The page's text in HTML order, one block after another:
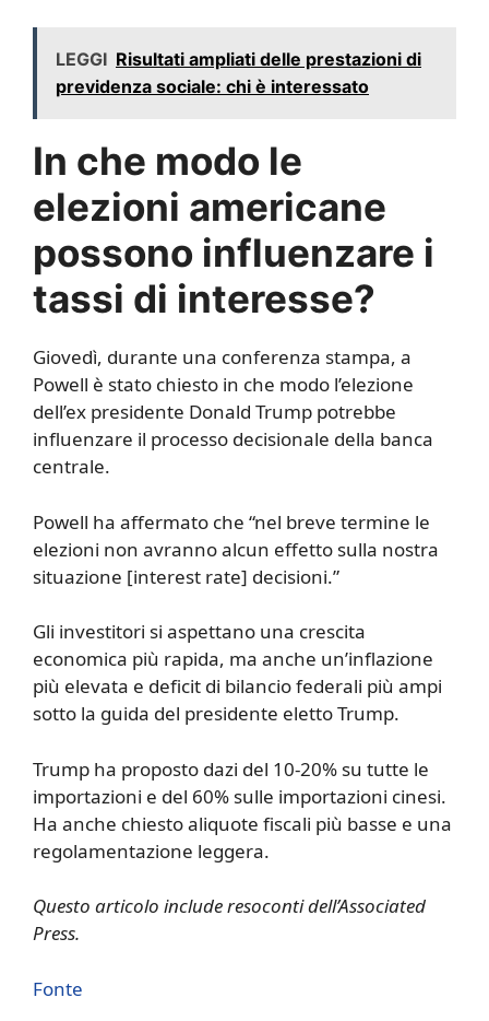
LEGGI Risultati ampliati delle prestazioni di
previdenza sociale: chi è interessato
In che modo le
elezioni americane
possono influenzare i
tassi di interesse?
Giovedì, durante una conferenza stampa, a
Powell è stato chiesto in che modo l’elezione
dell’ex presidente Donald Trump potrebbe
influenzare il processo decisionale della banca
centrale.
Powell ha affermato che “nel breve termine le
elezioni non avranno alcun effetto sulla nostra
situazione [interest rate] decisioni.”
Gli investitori si aspettano una crescita
economica più rapida, ma anche un’inflazione
più elevata e deficit di bilancio federali più ampi
sotto la guida del presidente eletto Trump.
Trump ha proposto dazi del 10-20% su tutte le
importazioni e del 60% sulle importazioni cinesi.
Ha anche chiesto aliquote fiscali più basse e una
regolamentazione leggera.
Questo articolo include resoconti dell’Associated
Press.
Fonte